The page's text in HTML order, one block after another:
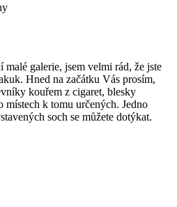
galerie, jsem velmi rád, že jste
Hned na začátku Vás prosím,
kouřem z cigaret, blesky
místech k tomu určených. Jedno
soch se můžete dotýkat.